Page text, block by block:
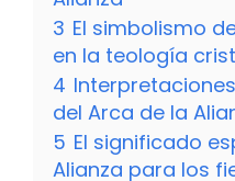
3 El simbolismo
en la teología
4
del Arca de la
5 El significado
Alianza para los